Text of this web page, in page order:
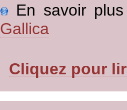
En savoir
Gallica
Cliquez pour